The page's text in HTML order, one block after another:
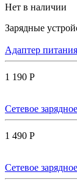
Нет в наличии
Зарядные
Адаптер
1 190 Р
Сетевое
1 490 Р
Сетевое